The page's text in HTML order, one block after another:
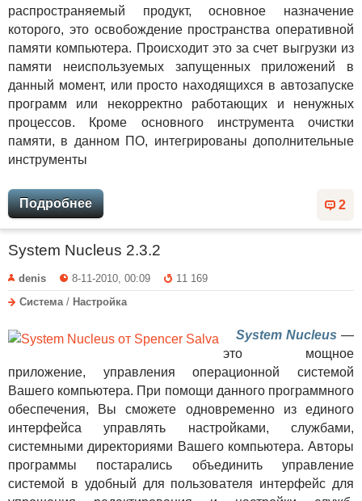
распространяемый продукт, основное назначение
которого, это освобождение пространства оперативной
памяти компьютера. Происходит это за счет выгрузки из
памяти неиспользуемых запущенных приложений в
данный момент, или просто находящихся в автозапуске
программ или некорректно работающих и ненужных
процессов. Кроме основного инструмента очистки
памяти, в данном ПО, интегрированы дополнительные
инструменты
2
Подробнее
System Nucleus 2.3.2
denis 8-11-2010, 00:09
11 169
Система / Настройка
System Nucleus —
это мощное
приложение, управления операционной системой
Вашего компьютера. При помощи данного программного
обеспечения, Вы сможете одновременно из единого
интерфейса управлять настройками, службами,
системными директориями Вашего компьютера. Авторы
программы постарались объединить управление
системой в удобный для пользователя интерфейс для